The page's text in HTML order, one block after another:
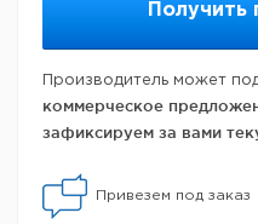
Получить
Производитель может
коммерческое
зафиксируем за вами
Привезем под заказ